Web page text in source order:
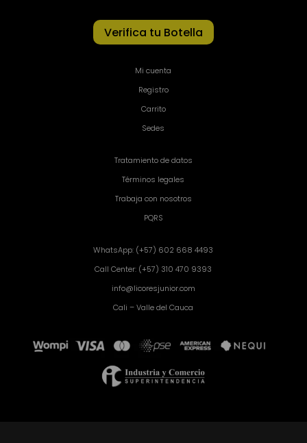
Verifica tu Botella
Mi cuenta
Registro
Carrito
Sedes
Tratamiento de datos
Términos legales
Trabaja con nosotros
PQRS
WhatsApp: (+57) 602 668 4493
Call Center: (+57) 310 470 9393
info@licoresjunior.com
Cali – Valle del Cauca